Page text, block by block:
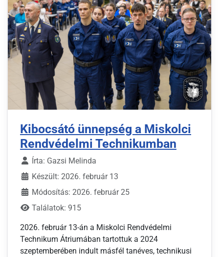
Kibocsátó ünnepség a Miskolci
Rendvédelmi Technikumban
Írta: Gazsi Melinda
Készült: 2026. február 13
Módosítás: 2026. február 25
Találatok: 915
2026. február 13-án a Miskolci Rendvédelmi
Technikum Átriumában tartottuk a 2024
szeptemberében indult másfél tanéves, technikusi